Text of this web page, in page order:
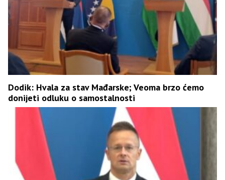
Dodik: Hvala za stav Mađarske; Veoma brzo ćemo
donijeti odluku o samostalnosti